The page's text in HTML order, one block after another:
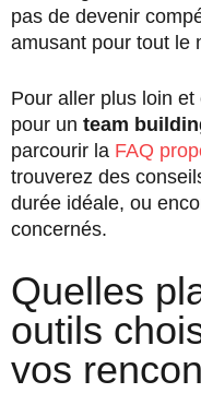
pas de devenir
amusant pour tout le
Pour aller plus loin et
pour un team
parcourir la FAQ
trouverez des
durée idéale, ou
concernés.
Quelles
outils
vos